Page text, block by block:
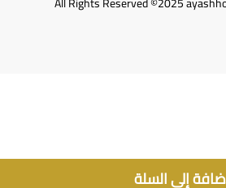
إلى السلة